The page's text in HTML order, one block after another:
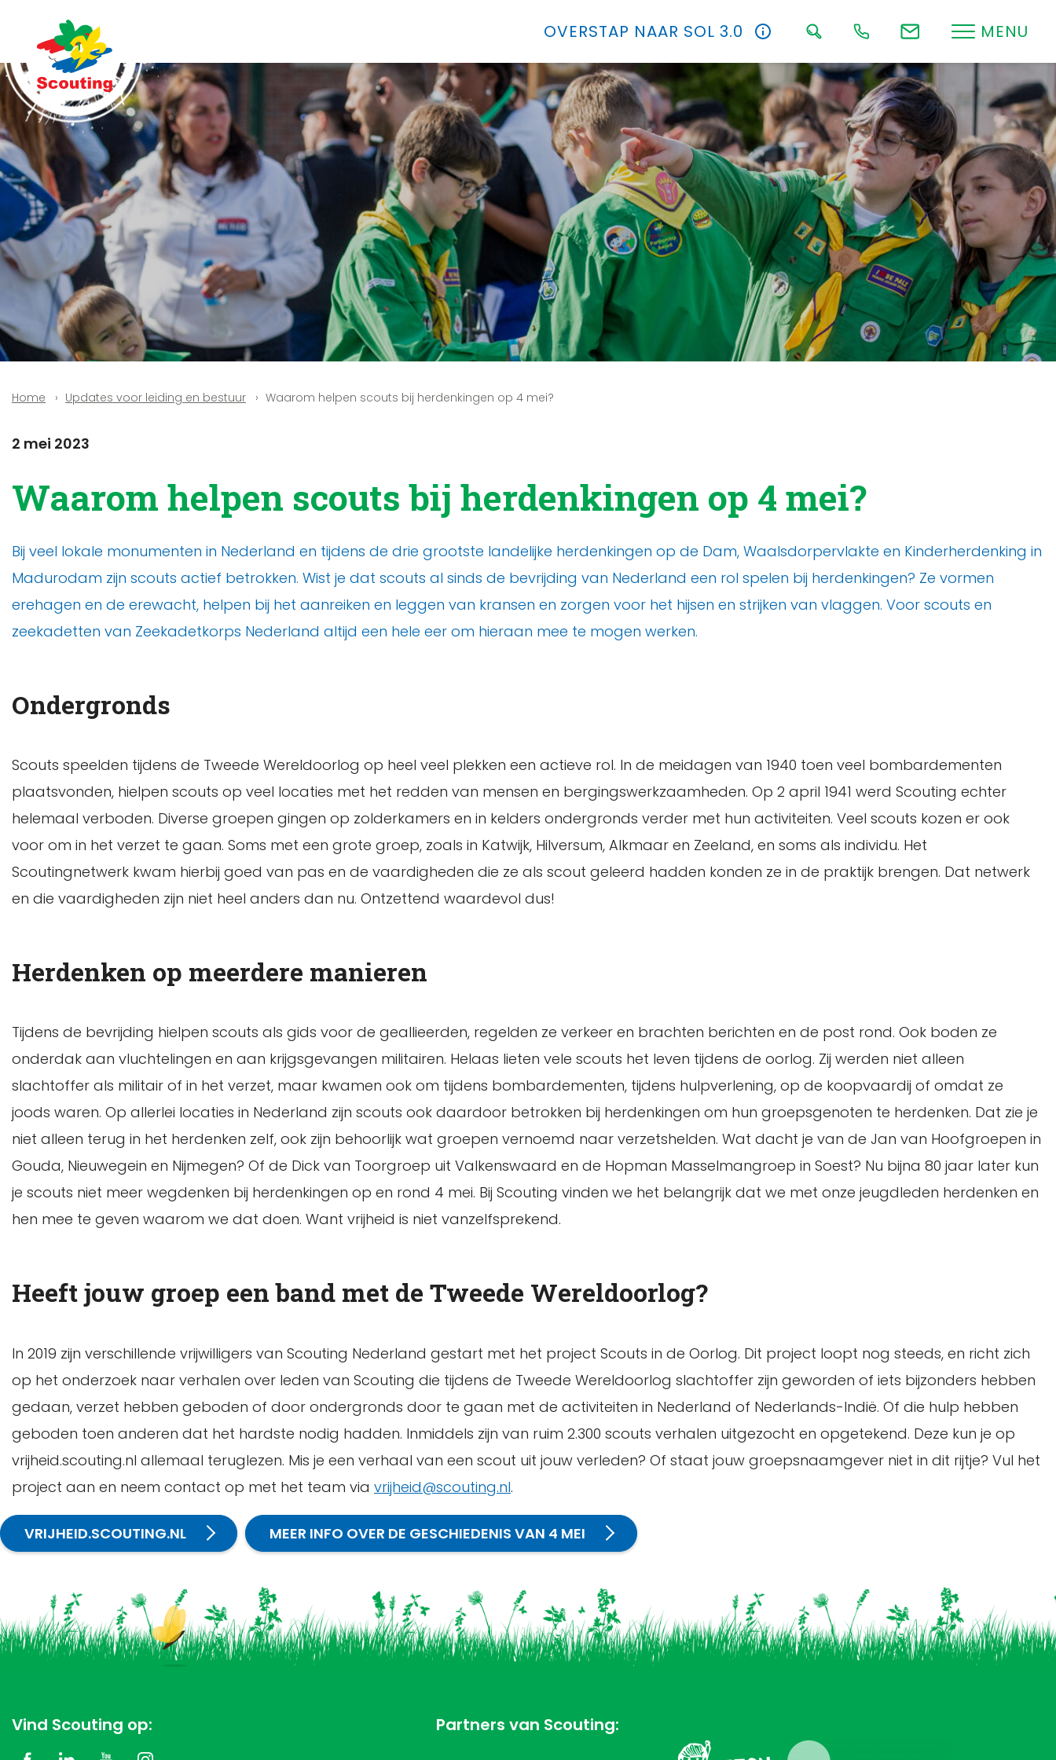
OVERSTAP NAAR SOL 3.0 MENU
Home Updates voor leiding en bestuur Waarom helpen scouts bij herdenkingen op 4 mei?
2 mei 2023
Waarom helpen scouts bij herdenkingen op 4 mei?
Bij veel lokale monumenten in Nederland en tijdens de drie grootste landelijke herdenkingen op de Dam, Waalsdorpervlakte en Kinderherdenking in
Madurodam zijn scouts actief betrokken. Wist je dat scouts al sinds de bevrijding van Nederland een rol spelen bij herdenkingen? Ze vormen
erehagen en de erewacht, helpen bij het aanreiken en leggen van kransen en zorgen voor het hijsen en strijken van vlaggen. Voor scouts en
zeekadetten van Zeekadetkorps Nederland altijd een hele eer om hieraan mee te mogen werken.
Ondergronds
Scouts speelden tijdens de Tweede Wereldoorlog op heel veel plekken een actieve rol. In de meidagen van 1940 toen veel bombardementen
plaatsvonden, hielpen scouts op veel locaties met het redden van mensen en bergingswerkzaamheden. Op 2 april 1941 werd Scouting echter
helemaal verboden. Diverse groepen gingen op zolderkamers en in kelders ondergronds verder met hun activiteiten. Veel scouts kozen er ook
voor om in het verzet te gaan. Soms met een grote groep, zoals in Katwijk, Hilversum, Alkmaar en Zeeland, en soms als individu. Het
Scoutingnetwerk kwam hierbij goed van pas en de vaardigheden die ze als scout geleerd hadden konden ze in de praktijk brengen. Dat netwerk
en die vaardigheden zijn niet heel anders dan nu. Ontzettend waardevol dus!
Herdenken op meerdere manieren
Tijdens de bevrijding hielpen scouts als gids voor de geallieerden, regelden ze verkeer en brachten berichten en de post rond. Ook boden ze
onderdak aan vluchtelingen en aan krijgsgevangen militairen. Helaas lieten vele scouts het leven tijdens de oorlog. Zij werden niet alleen
slachtoffer als militair of in het verzet, maar kwamen ook om tijdens bombardementen, tijdens hulpverlening, op de koopvaardij of omdat ze
joods waren. Op allerlei locaties in Nederland zijn scouts ook daardoor betrokken bij herdenkingen om hun groepsgenoten te herdenken. Dat zie je
niet alleen terug in het herdenken zelf, ook zijn behoorlijk wat groepen vernoemd naar verzetshelden. Wat dacht je van de Jan van Hoofgroepen in
Gouda, Nieuwegein en Nijmegen? Of de Dick van Toorgroep uit Valkenswaard en de Hopman Masselmangroep in Soest? Nu bijna 80 jaar later kun
je scouts niet meer wegdenken bij herdenkingen op en rond 4 mei. Bij Scouting vinden we het belangrijk dat we met onze jeugdleden herdenken en
hen mee te geven waarom we dat doen. Want vrijheid is niet vanzelfsprekend.
Heeft jouw groep een band met de Tweede Wereldoorlog?
In 2019 zijn verschillende vrijwilligers van Scouting Nederland gestart met het project Scouts in de Oorlog. Dit project loopt nog steeds, en richt zich
op het onderzoek naar verhalen over leden van Scouting die tijdens de Tweede Wereldoorlog slachtoffer zijn geworden of iets bijzonders hebben
gedaan, verzet hebben geboden of door ondergronds door te gaan met de activiteiten in Nederland of Nederlands-Indië. Of die hulp hebben
geboden toen anderen dat het hardste nodig hadden. Inmiddels zijn van ruim 2.300 scouts verhalen uitgezocht en opgetekend. Deze kun je op
vrijheid.scouting.nl allemaal teruglezen. Mis je een verhaal van een scout uit jouw verleden? Of staat jouw groepsnaamgever niet in dit rijtje? Vul het
project aan en neem contact op met het team via vrijheid@scouting.nl.
VRIJHEID.SCOUTING.NL MEER INFO OVER DE GESCHIEDENIS VAN 4 MEI
Vind Scouting op: Partners van Scouting: